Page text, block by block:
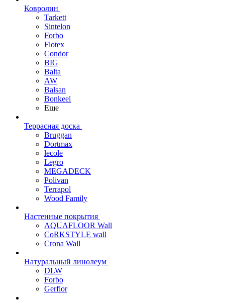
Ковролин
Tarkett
Sintelon
Forbo
Flotex
Condor
BIG
Balta
AW
Balsan
Bonkeel
Еще
Террасная доска
Bruggan
Dortmax
lecole
Legro
MEGADECK
Polivan
Terrapol
Wood Family
Настенные покрытия
AQUAFLOOR Wall
CoRKSTYLE wall
Crona Wall
Натуральный линолеум
DLW
Forbo
Gerflor